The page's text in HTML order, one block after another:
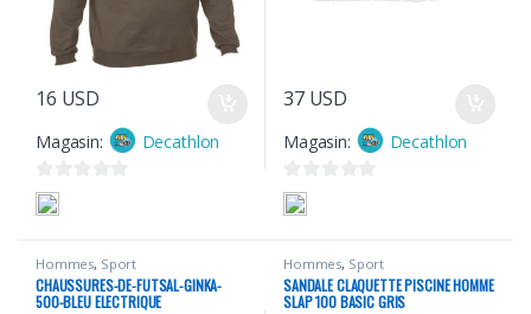
16 USD
Magasin: Decathlon
0
s
r
5
37 USD
Magasin: Decathlon
0
s
r
5
Hommes, Sport
CHAUSSURES-DE-FUTSAL-GINKA-
500-BLEU ELECTRIQUE
Hommes, Sport
SANDALE CLAQUETTE PISCINE HOMME
SLAP 100 BASIC GRIS